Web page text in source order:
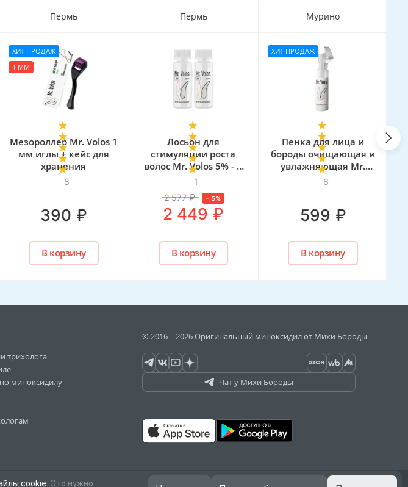
Пермь
ХИТ ПРОДАЖ
1 ММ
8
Мезороллер Mr. Volos 1
мм иглы + кейс для
хранения
390 ₽
В корзину
Пермь
1
Лосьон для
стимуляции роста
волос Mr. Volos 5% - 2
флакона
2 577 ₽ – 5%
2 449 ₽
В корзину
Мурино
ХИТ ПРОДАЖ
6
Пенка для лица и
бороды очищающая и
увлажняющая Mr.
Volos, 160 мл
599 ₽
В корзину
трихолога
миноксидилу
© 2016 – 2026 Оригинальный миноксидил от Михи Бороды
Чат у Михи Бороды
cookie. Это нужно